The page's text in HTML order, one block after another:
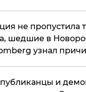
не пропустила
шедшие в
узнал
и